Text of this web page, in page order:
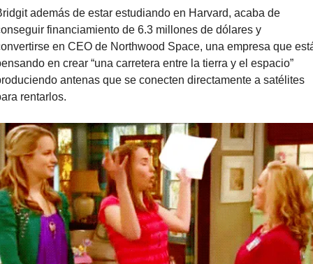
además de estar estudiando en Harvard, acaba de
financiamiento de 6.3 millones de dólares y
en CEO de Northwood Space, una empresa que
en crear “una carretera entre la tierra y el espacio”
antenas que se conecten directamente a satélites
rentarlos.